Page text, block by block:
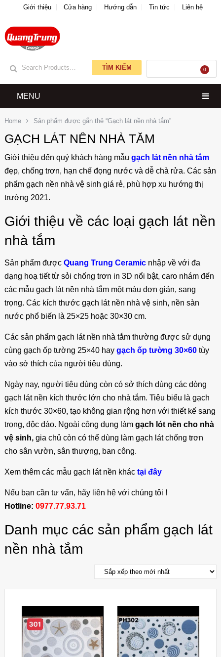
Giới thiệu Cửa hàng Hướng dẫn Tin tức Liên hệ
0
TÌM KIẾM
MENU
Home Sản phẩm được gắn thẻ “Gạch lát nền nhà tắm”
GẠCH LÁT NỀN NHÀ TẮM
Giới thiệu đến quý khách hàng mẫu gạch lát nền nhà tắm
đẹp, chống trơn, hạn chế đọng nước và dễ chà rửa. Các sản
phẩm gạch nền nhà vệ sinh giá rẻ, phù hợp xu hướng thị
trường 2021.
Giới thiệu về các loại gạch lát nền
nhà tắm
Sản phẩm được Quang Trung Ceramicnhập về với đa
dạng hoạ tiết từ sỏi chống trơn in 3D nổi bật, caro nhám đến
các mẫu gạch lát nền nhà tắm một màu đơn giản, sang
trọng. Các kích thước gạch lát nền nhà vệ sinh, nền sàn
nước phổ biến là 25×25 hoặc 30×30 cm.
Các sản phẩm gạch lát nền nhà tắm thường được sử dụng
cùng gạch ốp tường 25×40 hay gạch ốp tường 30×60tùy
vào sở thích của người tiêu dùng.
Ngày nay, người tiêu dùng còn có sở thích dùng các dòng
gạch lát nền kích thước lớn cho nhà tắm. Tiêu biểu là gạch
kích thước 30×60, tạo không gian rộng hơn với thiết kế sang
trọng, độc đáo. Ngoài công dụng làm gạch lót nền cho nhà
vệ sinh,gia chủ còn có thể dùng làm gạch lát chống trơn
cho sân vườn, sân thượng, ban công.
Xem thêm các mẫu gạch lát nền khác tại đây
Nếu bạn cần tư vấn, hãy liên hệ với chúng tôi !
Hotline: 0977.77.93.71
Danh mục các sản phẩm gạch lát
nền nhà tắm